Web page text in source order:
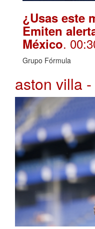
¿Usas este
Emiten
México.
Grupo Fórmula
aston villa